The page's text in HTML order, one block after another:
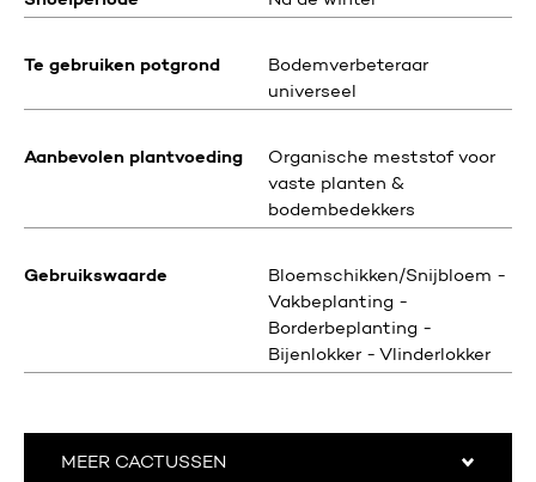
Te gebruiken potgrond
Bodemverbeteraar
universeel
Aanbevolen plantvoeding
Organische meststof voor
vaste planten &
bodembedekkers
Gebruikswaarde
Bloemschikken/Snijbloem -
Vakbeplanting -
Borderbeplanting -
Bijenlokker - Vlinderlokker
MEER CACTUSSEN